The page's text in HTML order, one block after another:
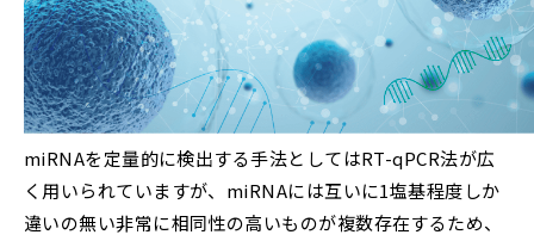
miRNAを定量的に検出する手法としてはRT-qPCR法が広
く用いられていますが、miRNAには互いに1塩基程度しか
違いの無い非常に相同性の高いものが複数存在するため、